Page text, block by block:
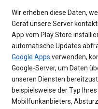
Wir erheben diese Daten,
Gerät unsere Server
App vom Play Store
automatische Updates
Google Apps verwenden,
Google-Server, um Daten
unseren Diensten
beispielsweise der Typ
Mobilfunkanbieters,